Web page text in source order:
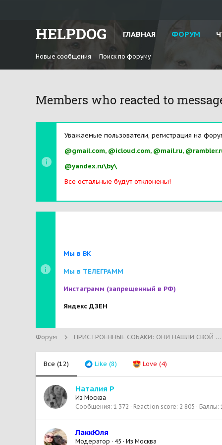
HELPDOG ГЛАВНАЯ ФОРУМ
Новые сообщения Поиск по форуму
Members who reacted to
Уважаемые пользователи, регистрация на
@gmail.com, @icloud.com, @mail.ru,
@yandex.ru\by\
Все остальные будут отклонены!
Мы в ВК
Мы в ТЕЛЕГРАММ
Инстаграмм (запрещенный в РФ)
Яндекс ДЗЕН
Форум ПРИСТРОЕННЫЕ СОБАКИ: ОНИ НАШЛИ СВОЙ ДОМ!
Все (12) Like (8) Love (4)
Наталия Р
Из Москва
Сообщения 1 372 Reaction score 2 805 Баллы
ЛаккЮля
Модератор · 45 · Из Москва